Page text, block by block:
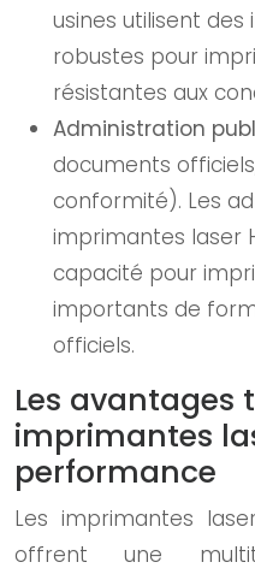
usines utilisent
robustes pour
résistantes aux
Administration
documents
conformité). Les
imprimantes laser
capacité pour
importants de
officiels.
Les avantages
imprimantes
performance
Les imprimantes
offrent une